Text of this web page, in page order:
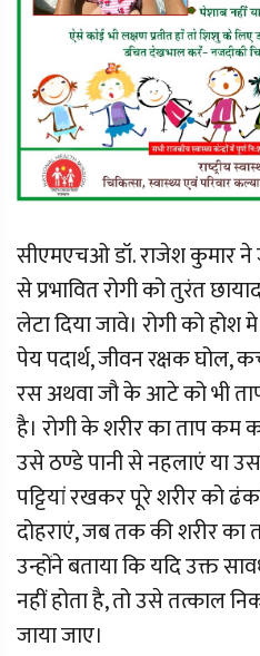
सीएमएचओ डॉ. राजेश कुमार ने
से प्रभावित रोगी को तुरंत
लेटा दिया जावे। रोगी को
पेय पदार्थ, जीवन रक्षक घोल,
रस अथवा जौ के आटे को भी
है। रोगी के शरीर का ताप कम
उसे ठण्डे पानी से नहलाएं या
पट्टियां रखकर पूरे शरीर को
दोहराएं, जब तक की शरीर का
उन्होंने बताया कि यदि उक्त
नहीं होता है, तो उसे तत्काल
जाया जाए।